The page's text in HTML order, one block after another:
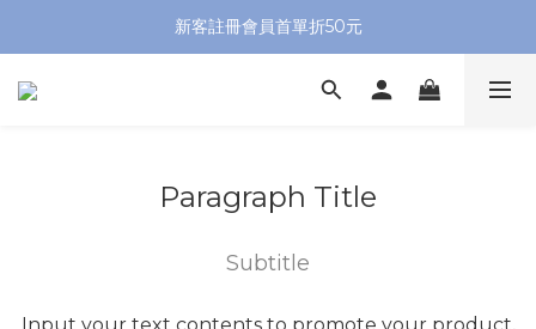
新客註冊會員首單折50元
Paragraph Title
Subtitle